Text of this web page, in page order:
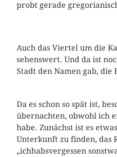
probt gerade
Auch das Viertel um die
sehenswert. Und da ist
Stadt den Namen gab, die
Da es schon so spät ist,
übernachten, obwohl ich
habe. Zunächst ist es
Unterkunft zu finden, das
„ichhabsvergessen